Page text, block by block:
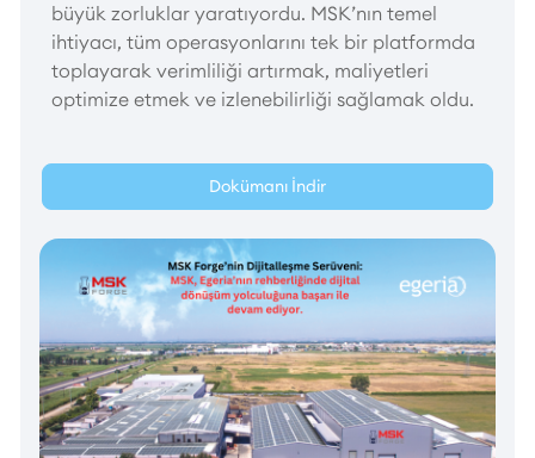
büyük zorluklar yaratıyordu. MSK’nın temel
ihtiyacı, tüm operasyonlarını tek bir platformda
toplayarak verimliliği artırmak, maliyetleri
optimize etmek ve izlenebilirliği sağlamak oldu.
Dokümanı İndir